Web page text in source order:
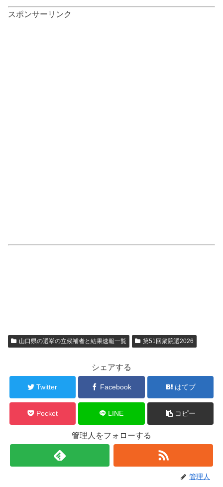
スポンサーリンク
山口県の選挙の立候補者と結果速報一覧 第51回衆院選2026
シェアする
Twitter Facebook はてブ
Pocket LINE コピー
管理人をフォローする
管理人